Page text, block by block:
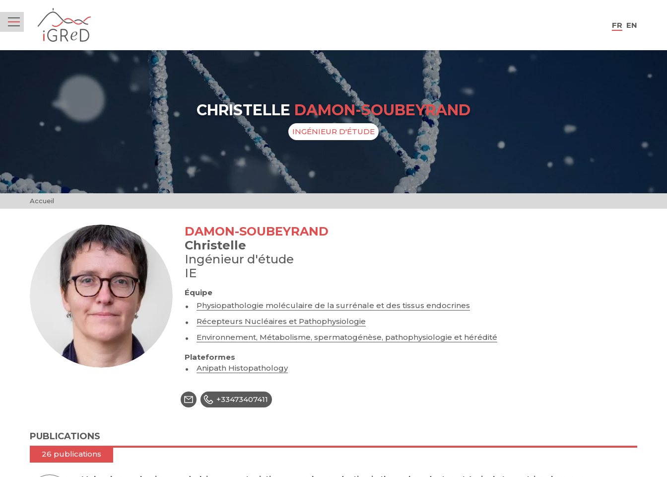
FR EN
Menu
CHRISTELLE DAMON-SOUBEYRAND
INGÉNIEUR D'ÉTUDE
Accueil
DAMON-SOUBEYRAND
Christelle
Ingénieur d'étude
IE
Équipe
Physiopathologie moléculaire de la surrénale et des tissus endocrines
Récepteurs Nucléaires et Pathophysiologie
Environnement, Métabolisme, spermatogénèse, pathophysiologie et hérédité
Plateformes
Anipath Histopathology
+33473407411
PUBLICATIONS
26 publications